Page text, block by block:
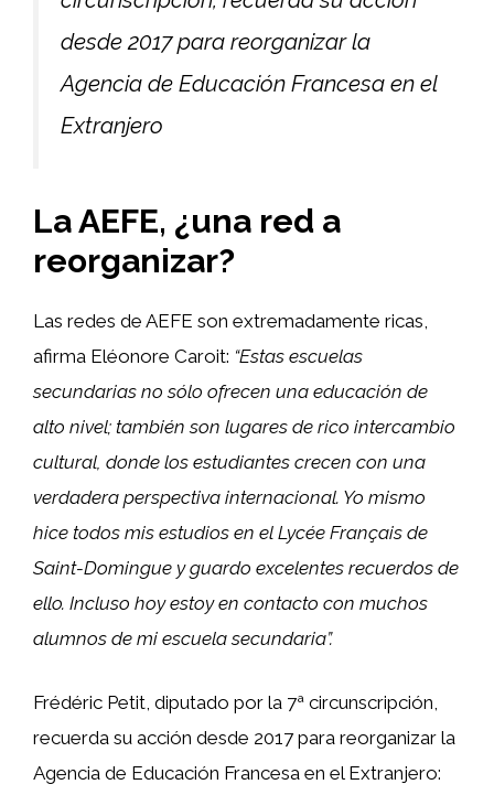
desde 2017 para reorganizar la
Agencia de Educación Francesa en el
Extranjero
La AEFE, ¿una red a
reorganizar?
Las redes de AEFE son extremadamente ricas,
afirma Eléonore Caroit: “Estas escuelas
secundarias no sólo ofrecen una educación de
alto nivel; también son lugares de rico intercambio
cultural, donde los estudiantes crecen con una
verdadera perspectiva internacional. Yo mismo
hice todos mis estudios en el Lycée Français de
Saint-Domingue y guardo excelentes recuerdos de
ello. Incluso hoy estoy en contacto con muchos
alumnos de mi escuela secundaria”.
Frédéric Petit, diputado por la 7ª circunscripción,
recuerda su acción desde 2017 para reorganizar la
Agencia de Educación Francesa en el Extranjero: